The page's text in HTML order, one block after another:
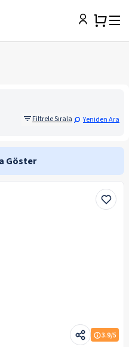
Filtrele Sırala Yeniden Ara
Göster
3.9/5